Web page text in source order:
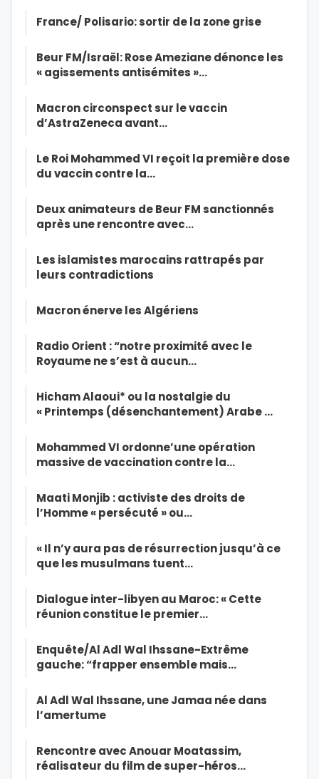
France/ Polisario: sortir de la zone grise
Beur FM/Israël: Rose Ameziane dénonce les
« agissements antisémites »…
Macron circonspect sur le vaccin
d’AstraZeneca avant…
Le Roi Mohammed VI reçoit la première dose
du vaccin contre la…
Deux animateurs de Beur FM sanctionnés
après une rencontre avec…
Les islamistes marocains rattrapés par
leurs contradictions
Macron énerve les Algériens
Radio Orient : “notre proximité avec le
Royaume ne s’est à aucun…
Hicham Alaoui* ou la nostalgie du
« Printemps (désenchantement) Arabe …
Mohammed VI ordonne’une opération
massive de vaccination contre la…
Maati Monjib : activiste des droits de
l’Homme « persécuté » ou…
« Il n’y aura pas de résurrection jusqu’à ce
que les musulmans tuent…
Dialogue inter-libyen au Maroc: « Cette
réunion constitue le premier…
Enquête/Al Adl Wal Ihssane-Extrême
gauche: “frapper ensemble mais…
Al Adl Wal Ihssane, une Jamaa née dans
l’amertume
Rencontre avec Anouar Moatassim,
réalisateur du film de super-héros…